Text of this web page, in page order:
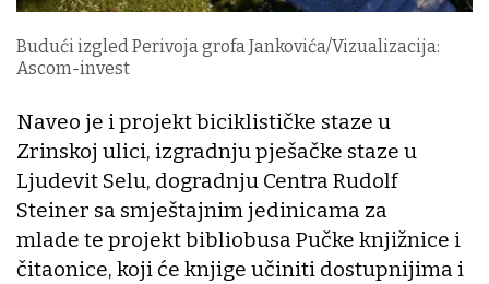
Budući izgled Perivoja grofa Jankovića/Vizualizacija:
Ascom-invest
Naveo je i projekt biciklističke staze u
Zrinskoj ulici, izgradnju pješačke staze u
Ljudevit Selu, dogradnju Centra Rudolf
Steiner sa smještajnim jedinicama za
mlade te projekt bibliobusa Pučke knjižnice i
čitaonice, koji će knjige učiniti dostupnijima i